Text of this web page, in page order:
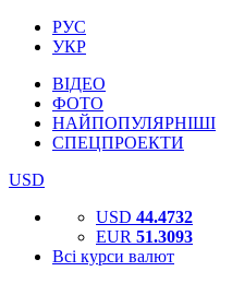
РУС
УКР
ВІДЕО
ФОТО
НАЙПОПУЛЯРНІШІ
СПЕЦПРОЕКТИ
USD
USD 44.4732
EUR 51.3093
Всі курси валют